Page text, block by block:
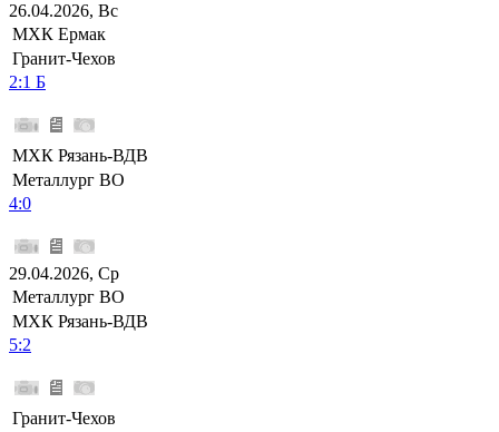
26.04.2026, Вс
МХК Ермак
Гранит-Чехов
2:1 Б
МХК Рязань-ВДВ
Металлург ВО
4:0
29.04.2026, Ср
Металлург ВО
МХК Рязань-ВДВ
5:2
Гранит-Чехов